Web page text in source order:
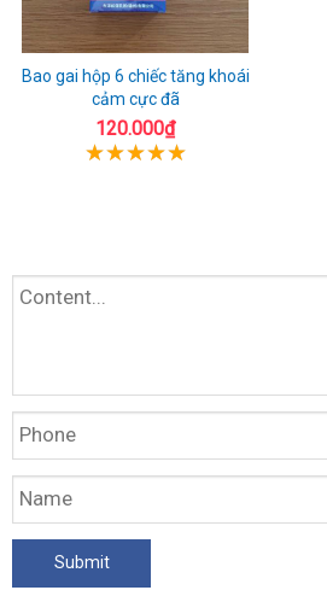
Bao gai hộp 6 chiếc tăng khoái
cảm cực đã
120.000₫